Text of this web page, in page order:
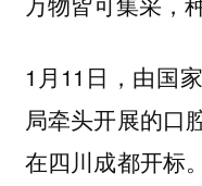
1月11日，由国
局牵头开展的口
在四川成都开标